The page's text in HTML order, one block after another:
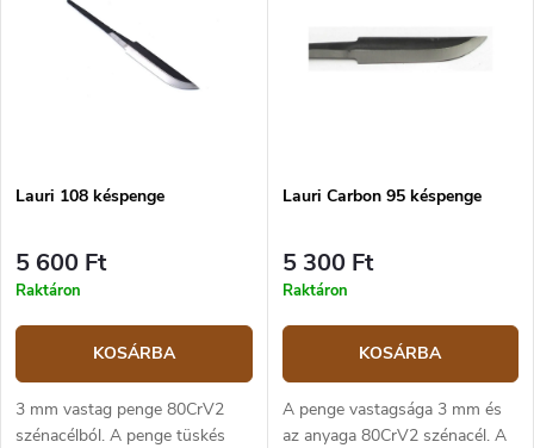
Lauri 108 késpenge
5 600 Ft
Raktáron
KOSÁRBA
3 mm vastag penge 80CrV2
szénacélból. A penge tüskés
Lauri Carbon 95 késpenge
5 300 Ft
Raktáron
KOSÁRBA
A penge vastagsága 3 mm és
az anyaga 80CrV2 szénacél. A